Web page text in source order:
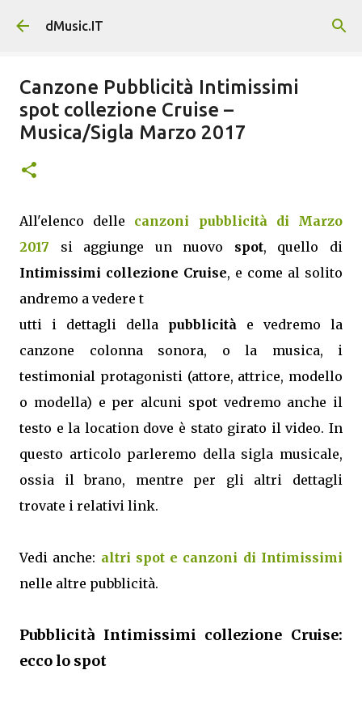
Passa ai contenuti principali
dMusic.IT
Canzone Pubblicità Intimissimi
spot collezione Cruise –
Musica/Sigla Marzo 2017
All'elenco delle canzoni pubblicità di Marzo
2017 si aggiunge un nuovo spot, quello di
Intimissimi collezione Cruise, e come al solito
andremo a vedere t
utti i dettagli della pubblicità e vedremo la
canzone colonna sonora, o la musica, i
testimonial protagonisti (attore, attrice, modello
o modella) e per alcuni spot vedremo anche il
testo e la location dove è stato girato il video. In
questo articolo parleremo della sigla musicale,
ossia il brano, mentre per gli altri dettagli
trovate i relativi link.
Vedi anche: altri spot e canzoni di Intimissimi
nelle altre pubblicità.
Pubblicità Intimissimi collezione Cruise:
ecco lo spot